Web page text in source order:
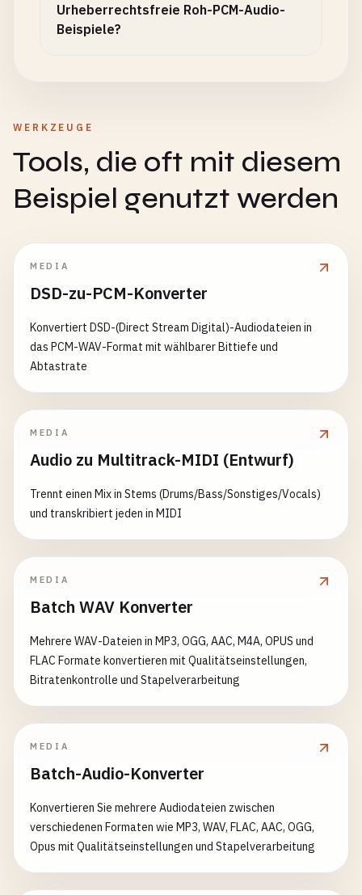
Urheberrechtsfreie Roh-PCM-Audio-
Beispiele?
WERKZEUGE
Tools, die oft mit diesem
Beispiel genutzt werden
MEDIA
DSD-zu-PCM-Konverter
Konvertiert DSD-(Direct Stream Digital)-Audiodateien in
das PCM-WAV-Format mit wählbarer Bittiefe und
Abtastrate
MEDIA
Audio zu Multitrack-MIDI (Entwurf)
Trennt einen Mix in Stems (Drums/Bass/Sonstiges/Vocals)
und transkribiert jeden in MIDI
MEDIA
Batch WAV Konverter
Mehrere WAV-Dateien in MP3, OGG, AAC, M4A, OPUS und
FLAC Formate konvertieren mit Qualitätseinstellungen,
Bitratenkontrolle und Stapelverarbeitung
MEDIA
Batch-Audio-Konverter
Konvertieren Sie mehrere Audiodateien zwischen
verschiedenen Formaten wie MP3, WAV, FLAC, AAC, OGG,
Opus mit Qualitätseinstellungen und Stapelverarbeitung